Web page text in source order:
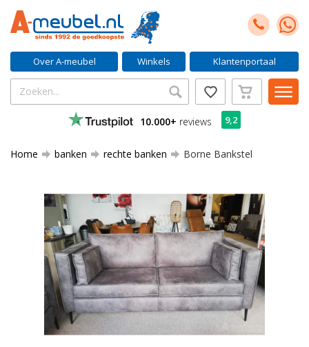
Over A-meubel Winkels Klantenportaal
10.000+ reviews 9,2
Home banken rechte banken Borne Bankstel